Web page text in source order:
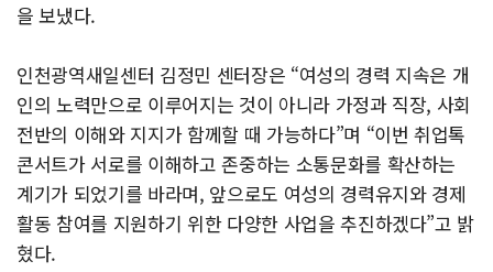
을 보냈다.
인천광역새일센터 김정민 센터장은 “여성의 경력 지속은 개
인의 노력만으로 이루어지는 것이 아니라 가정과 직장, 사회
전반의 이해와 지지가 함께할 때 가능하다”며 “이번 취업톡
콘서트가 서로를 이해하고 존중하는 소통문화를 확산하는
계기가 되었기를 바라며, 앞으로도 여성의 경력유지와 경제
활동 참여를 지원하기 위한 다양한 사업을 추진하겠다”고 밝
혔다.